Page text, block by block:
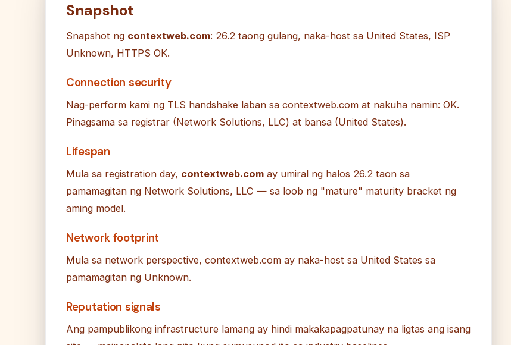
Snapshot
Snapshot ng contextweb.com: 26.2 taong gulang, naka-host sa United States, ISP
Unknown, HTTPS OK.
Connection security
Nag-perform kami ng TLS handshake laban sa contextweb.com at nakuha namin: OK.
Pinagsama sa registrar (Network Solutions, LLC) at bansa (United States).
Lifespan
Mula sa registration day, contextweb.com ay umiral ng halos 26.2 taon sa
pamamagitan ng Network Solutions, LLC — sa loob ng "mature" maturity bracket ng
aming model.
Network footprint
Mula sa network perspective, contextweb.com ay naka-host sa United States sa
pamamagitan ng Unknown.
Reputation signals
Ang pampublikong infrastructure lamang ay hindi makakapagpatunay na ligtas ang isang